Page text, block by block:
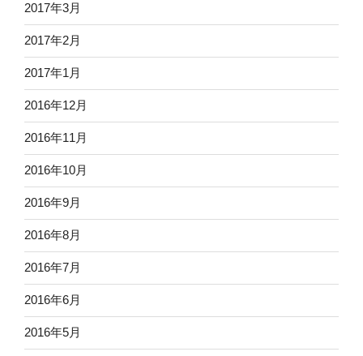
2017年3月
2017年2月
2017年1月
2016年12月
2016年11月
2016年10月
2016年9月
2016年8月
2016年7月
2016年6月
2016年5月